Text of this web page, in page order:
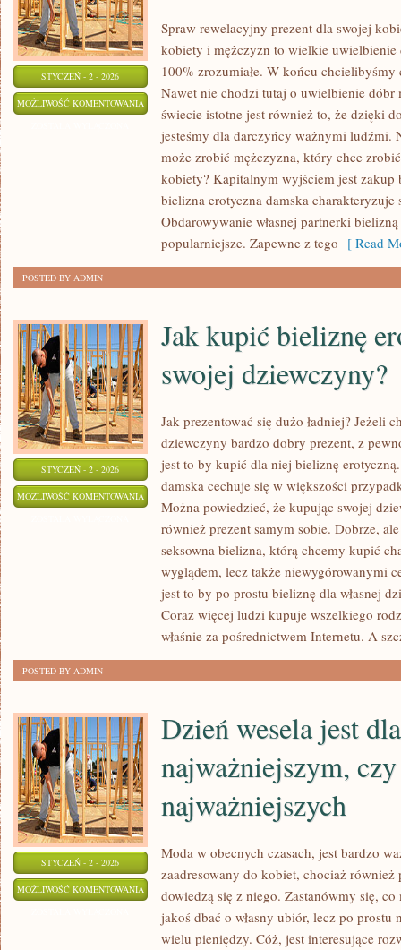
STYCZEŃ - 2 - 2026
MOŻLIWOŚĆ KOMENTOWANIA
SPOSÓB
Spraw rewelacyjny prezent dla swojej
kobiety i mężczyzn to wielkie uwielbienie
100% zrozumiałe. W końcu chcielibyśmy
Nawet nie chodzi tutaj o uwielbienie
świecie istotne jest również to, że dzięki
jesteśmy dla darczyńcy ważnymi ludźmi.
może zrobić mężczyzna, który chce
kobiety? Kapitalnym wyjściem jest zakup
bielizna erotyczna damska charakteryzuje
Obdarowywanie własnej partnerki bielizną
popularniejsze. Zapewne z tego [ Read
POSTED BY ADMIN
STYCZEŃ - 2 - 2026
MOŻLIWOŚĆ KOMENTOWANIA
DZIEWCZYNY?
Jak kupić bieliznę
swojej dziewczyny?
Jak prezentować się dużo ładniej? Jeżeli
dziewczyny bardzo dobry prezent, z
jest to by kupić dla niej bieliznę
damska cechuje się w większości
Można powiedzieć, że kupując swojej
również prezent samym sobie. Dobrze,
seksowna bielizna, którą chcemy kupić
wyglądem, lecz także niewygórowanymi
jest to by po prostu bieliznę dla własnej
Coraz więcej ludzi kupuje wszelkiego
właśnie za pośrednictwem Internetu. A
POSTED BY ADMIN
STYCZEŃ - 2 - 2026
MOŻLIWOŚĆ KOMENTOWANIA
WESELA
Dzień wesela jest
najważniejszym,
najważniejszych
Moda w obecnych czasach, jest bardzo
zaadresowany do kobiet, chociaż również
dowiedzą się z niego. Zastanówmy się,
jakoś dbać o własny ubiór, lecz po
wielu pieniędzy. Cóż, jest interesujące